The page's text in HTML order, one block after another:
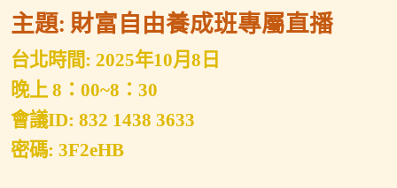
2025.06.29小班輔導會議
2025.07.22基礎專屬直播
2025.07.26小班輔導會議
2025.08.06福利課會議ID
2025.08.30(六)小班輔導會議
主題: 財富自由養成班專屬直播
台北時間: 2025年10月 8 日
晚上8 ： 00~8 ： 30
會議ID: 832 1438 3633
密碼: 3F2eHB